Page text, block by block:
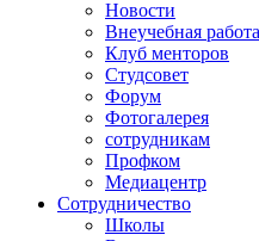
Новости
Внеучебная работа
Клуб менторов
Студсовет
Форум
Фотогалерея
сотрудникам
Профком
Медиацентр
Сотрудничество
Школы